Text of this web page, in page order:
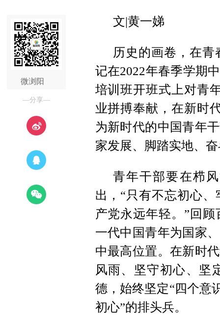
微浏阳
—分享—
文|黄一娣
历史的画卷，在
记在2022年春季学期
培训班开班式上对青
业拼搏奉献，在新时
为新时代的中国青年
家发展、脚踏实地、
青年干部要在栉
出，“只有不忘初心
产党永远年轻。”回
一代中国青年为国家
中最高位置。在新时
风雨、坚守初心、坚
德，始终坚定“四个意
初心”的排头兵。